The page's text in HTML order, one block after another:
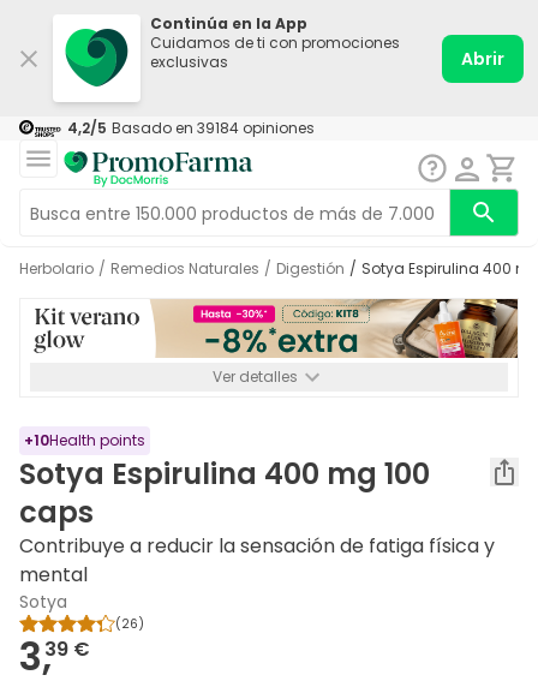
Continúa en la App
Cuidamos de ti con promociones
exclusivas
Abrir
4,2/5 Basado en 39184 opiniones
Herbolario / Remedios Naturales / Digestión / Sotya Espirulina 400
Ver detalles
+10Health points
Sotya Espirulina 400 mg 100
caps
Contribuye a reducir la sensación de fatiga física y
mental
Sotya
(26)
3,39 €